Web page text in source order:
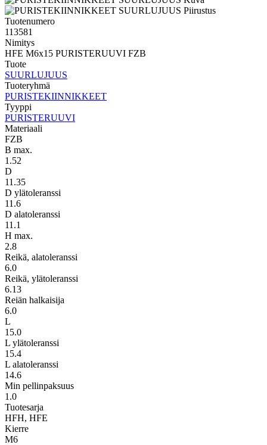
FZB
quantity
Tuotenumero
113581
Nimitys
HFE M6x15 PURISTERUUVI FZB
Tuote
SUURLUJUUS
Tuoteryhmä
PURISTEKIINNIKKEET
Tyyppi
PURISTERUUVI
Materiaali
FZB
B max.
1.52
D
11.35
D ylätoleranssi
11.6
D alatoleranssi
11.1
H max.
2.8
Reikä, alatoleranssi
6.0
Reikä, ylätoleranssi
6.13
Reiän halkaisija
6.0
L
15.0
L ylätoleranssi
15.4
L alatoleranssi
14.6
Min pellinpaksuus
1.0
Tuotesarja
HFH, HFE
Kierre
M6